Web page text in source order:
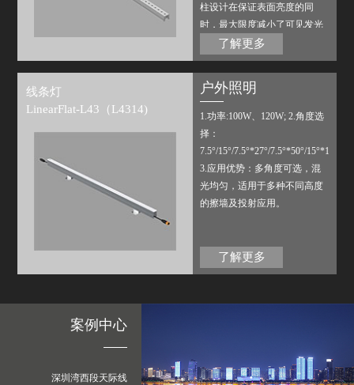
柱设计在保证表面亮度的同
时，最大限度减小了可见发光
表面，增加了视觉舒适度。多
像 素设计，搭配公司内部配置
现多种场景变化。
了解更多
线条灯
LinearFlat-L43（L4314)
户外照明
1.功率:100W、120W; 2.角度选
择：
7.5°/15°/7.5°*27°/7.5°*50°/15°*17°/
3.应用优势：多角度可选，混
光均匀，适用于多种不同高度
的擦墙及投射应用。
了解更多
案例中心
深圳湾西段天际线